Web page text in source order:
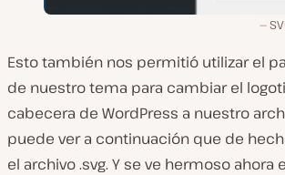
Esto también nos permitió utilizar el
de nuestro tema para cambiar el
cabecera de WordPress a nuestro
puede ver a continuación que de
el archivo .svg. Y se ve hermoso ahora